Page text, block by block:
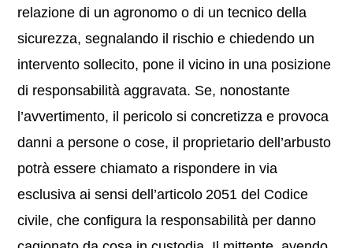
relazione di un agronomo o di un tecnico della
sicurezza, segnalando il rischio e chiedendo un
intervento sollecito, pone il vicino in una posizione
di responsabilità aggravata. Se, nonostante
l’avvertimento, il pericolo si concretizza e provoca
danni a persone o cose, il proprietario dell’arbusto
potrà essere chiamato a rispondere in via
esclusiva ai sensi dell’articolo 2051 del Codice
civile, che configura la responsabilità per danno